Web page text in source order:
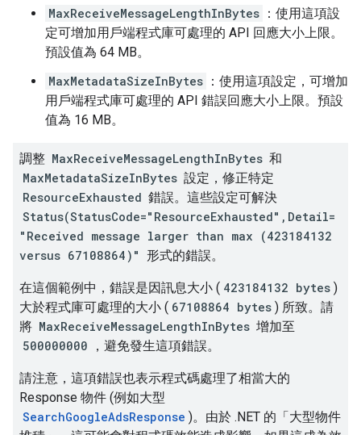
MaxReceiveMessageLengthInBytes ：使用這項設
定可增加用戶端程式庫可處理的 API 回應大小上限。
預設值為 64 MB。
MaxMetadataSizeInBytes ：使用這項設定，可增加
用戶端程式庫可處理的 API 錯誤回應大小上限。預設
值為 16 MB。
調整 MaxReceiveMessageLengthInBytes 和
MaxMetadataSizeInBytes 設定，修正特定
ResourceExhausted 錯誤。這些設定可解決
Status(StatusCode="ResourceExhausted",Detail=
"Received message larger than max (423184132
versus 67108864)" 形式的錯誤。
在這個範例中，錯誤是因訊息大小 ( 423184132 bytes )
大於程式庫可處理的大小 ( 67108864 bytes ) 所致。請
將 MaxReceiveMessageLengthInBytes 增加至
500000000
，避免發生這項錯誤。
請注意，這項錯誤也表示程式碼處理了相當大的
Response 物件 (例如大型
SearchGoogleAdsResponse )。由於 .NET 的「大型物件